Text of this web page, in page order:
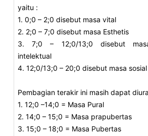
yaitu :
1. 0;0 – 2;0 disebut masa vital
2. 2;0 – 7;0 disebut masa Esthetis
3. 7;0 – 12;0/13;0 disebut
intelektual
4. 12;0/13;0 – 20;0 disebut masa sosial
Pembagian terakir ini masih dapat
1. 12;0 –14;0 = Masa Pural
2. 14;0 – 15;0 = Masa prapubertas
3. 15;0 – 18;0 = Masa Pubertas